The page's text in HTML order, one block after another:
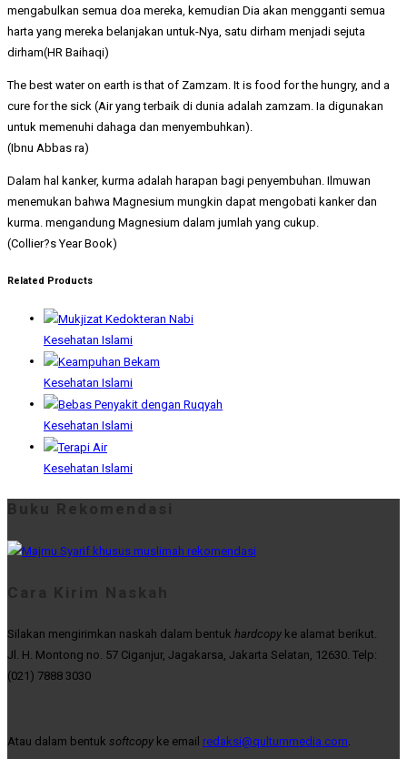
mengabulkan semua doa mereka, kemudian Dia akan mengganti semua
harta yang mereka belanjakan untuk-Nya, satu dirham menjadi sejuta
dirham(HR Baihaqi)
The best water on earth is that of Zamzam. It is food for the hungry, and a
cure for the sick (Air yang terbaik di dunia adalah zamzam. Ia digunakan
untuk memenuhi dahaga dan menyembuhkan).
(Ibnu Abbas ra)
Dalam hal kanker, kurma adalah harapan bagi penyembuhan. Ilmuwan
menemukan bahwa Magnesium mungkin dapat mengobati kanker dan
kurma. mengandung Magnesium dalam jumlah yang cukup.
(Collier?s Year Book)
Related Products
Kesehatan Islami
Kesehatan Islami
Kesehatan Islami
Kesehatan Islami
Buku Rekomendasi
Cara Kirim Naskah
Silakan mengirimkan naskah dalam bentuk hardcopy ke alamat berikut.
Jl. H. Montong no. 57 Ciganjur, Jagakarsa, Jakarta Selatan, 12630. Telp:
(021) 7888 3030
Atau dalam bentuk softcopy ke email redaksi@qultummedia.com.